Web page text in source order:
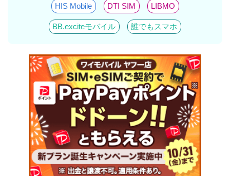
HIS Mobile DTI SIM LIBMO
BB.exciteモバイル 誰でもスマホ